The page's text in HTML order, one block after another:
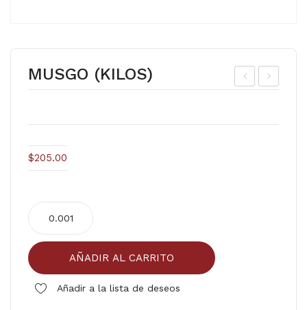
MUSGO (KILOS)
$205.00
(KILOS)
cantidad
AÑADIR AL CARRITO
Añadir a la lista de deseos